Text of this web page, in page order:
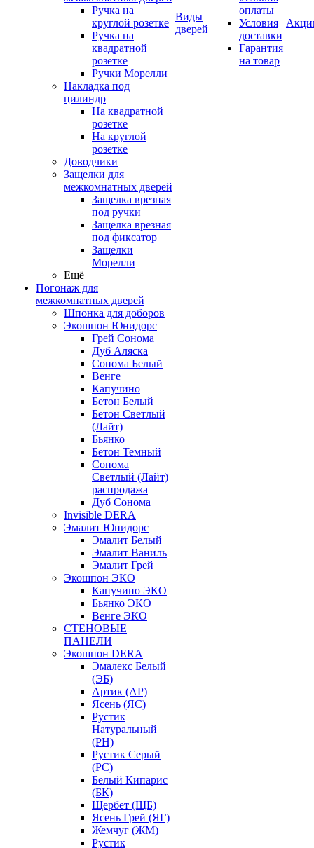
Ручка на
круглой розетке
Ручка на
квадратной
розетке
Ручки Морелли
Накладка под
цилиндр
На квадратной
розетке
На круглой
розетке
Доводчики
Защелки для
межкомнатных дверей
Защелка врезная
под ручки
Защелка врезная
под фиксатор
Защелки
Морелли
Ещё
Погонаж для
межкомнатных дверей
Шпонка для доборов
Экошпон Юнидорс
Грей Сонома
Дуб Аляска
Сонома Белый
Венге
Капучино
Бетон Белый
Бетон Светлый
(Лайт)
Бьянко
Бетон Темный
Сонома
Светлый (Лайт)
распродажа
Дуб Сонома
Invisible DERA
Эмалит Юнидорс
Эмалит Белый
Эмалит Ваниль
Эмалит Грей
Экошпон ЭКО
Капучино ЭКО
Бьянко ЭКО
Венге ЭКО
СТЕНОВЫЕ
ПАНЕЛИ
Экошпон DERA
Эмалекс Белый
(ЭБ)
Артик (АР)
Ясень (ЯС)
Рустик
Натуральный
(РН)
Рустик Серый
(РС)
Белый Кипарис
(БК)
Щербет (ЩБ)
Ясень Грей (ЯГ)
Жемчуг (ЖМ)
Рустик
Виды
дверей
оплаты
Условия
доставки
Гарантия
на товар